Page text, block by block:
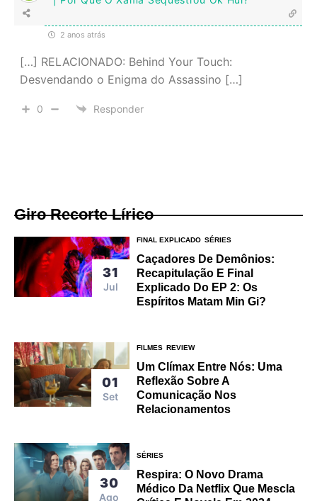
2 anos atrás
[…] RELACIONADO: Behind Your Touch:
Desvendando o Enigma do Assassino […]
0 Responder
Giro Recorte Lírico
31
Jul
FINAL EXPLICADO SÉRIES
Caçadores De Demônios:
Recapitulação E Final
Explicado Do EP 2: Os
Espíritos Matam Min Gi?
01
Set
FILMES REVIEW
Um Clímax Entre Nós: Uma
Reflexão Sobre A
Comunicação Nos
Relacionamentos
30
Ago
SÉRIES
Respira: O Novo Drama
Médico Da Netflix Que Mescla